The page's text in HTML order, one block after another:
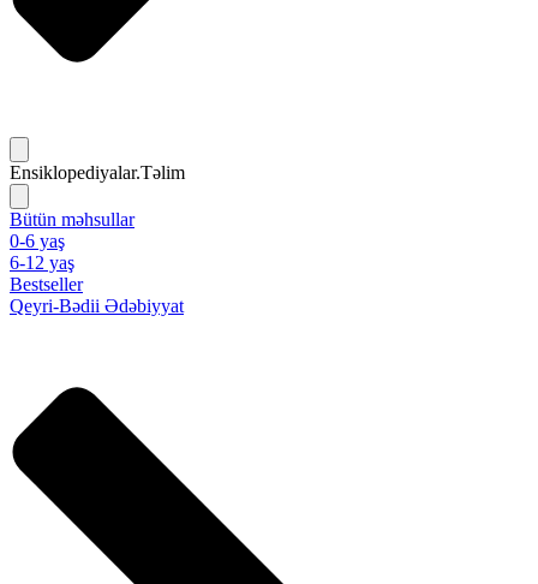
Ensiklopediyalar.Təlim
Bütün məhsullar
0-6 yaş
6-12 yaş
Bestseller
Qeyri-Bədii Ədəbiyyat